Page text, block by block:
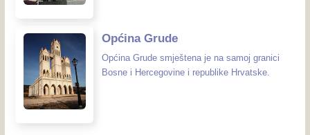
Općina Grude
Općina Grude smještena je na samoj granici
Bosne i Hercegovine i republike Hrvatske.